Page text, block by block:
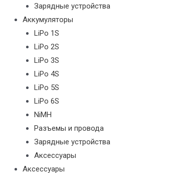
Зарядные устройства
Аккумуляторы
LiPo 1S
LiPo 2S
LiPo 3S
LiPo 4S
LiPo 5S
LiPo 6S
NiMH
Разъемы и провода
Зарядные устройства
Аксессуары
Аксессуары